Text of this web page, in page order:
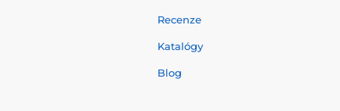
Recenze
Katalógy
Blog